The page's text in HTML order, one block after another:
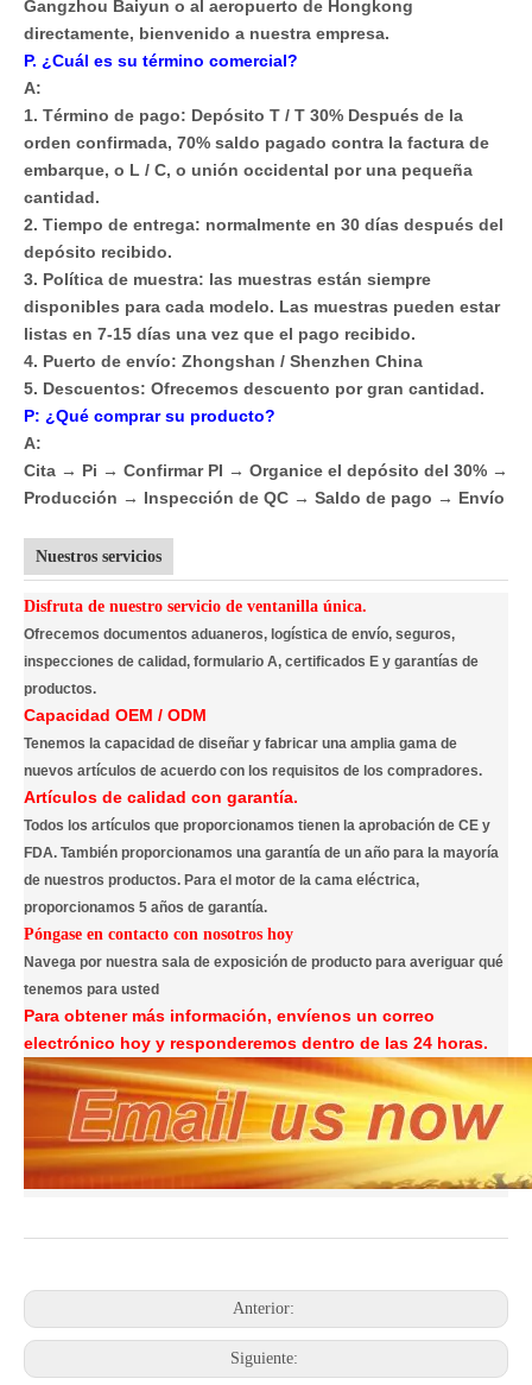
Gangzhou Baiyun o al aeropuerto de Hongkong
directamente, bienvenido a nuestra empresa.
P. ¿Cuál es su término comercial?
A:
1. Término de pago: Depósito T / T 30% Después de la
orden confirmada, 70% saldo pagado contra la factura de
embarque, o L / C, o unión occidental por una pequeña
cantidad.
2. Tiempo de entrega: normalmente en 30 días después del
depósito recibido.
3. Política de muestra: las muestras están siempre
disponibles para cada modelo. Las muestras pueden estar
listas en 7-15 días una vez que el pago recibido.
4. Puerto de envío: Zhongshan / Shenzhen China
5. Descuentos: Ofrecemos descuento por gran cantidad.
P: ¿Qué comprar su producto?
A:
Cita → Pi → Confirmar PI → Organice el depósito del 30% →
Producción → Inspección de QC → Saldo de pago → Envío
Nuestros servicios
Disfruta de nuestro servicio de ventanilla única.
Ofrecemos documentos aduaneros, logística de envío, seguros,
inspecciones de calidad, formulario A, certificados E y garantías de
productos.
Capacidad OEM / ODM
Tenemos la capacidad de diseñar y fabricar una amplia gama de
nuevos artículos de acuerdo con los requisitos de los compradores.
Artículos de calidad con garantía.
Todos los artículos que proporcionamos tienen la aprobación de CE y
FDA. También proporcionamos una garantía de un año para la mayoría
de nuestros productos. Para el motor de la cama eléctrica,
proporcionamos 5 años de garantía.
Póngase en contacto con nosotros hoy
Navega por nuestra sala de exposición de producto para averiguar qué
tenemos para usted
Para obtener más información, envíenos un correo
electrónico hoy y responderemos dentro de las 24 horas.
Anterior:
Siguiente: